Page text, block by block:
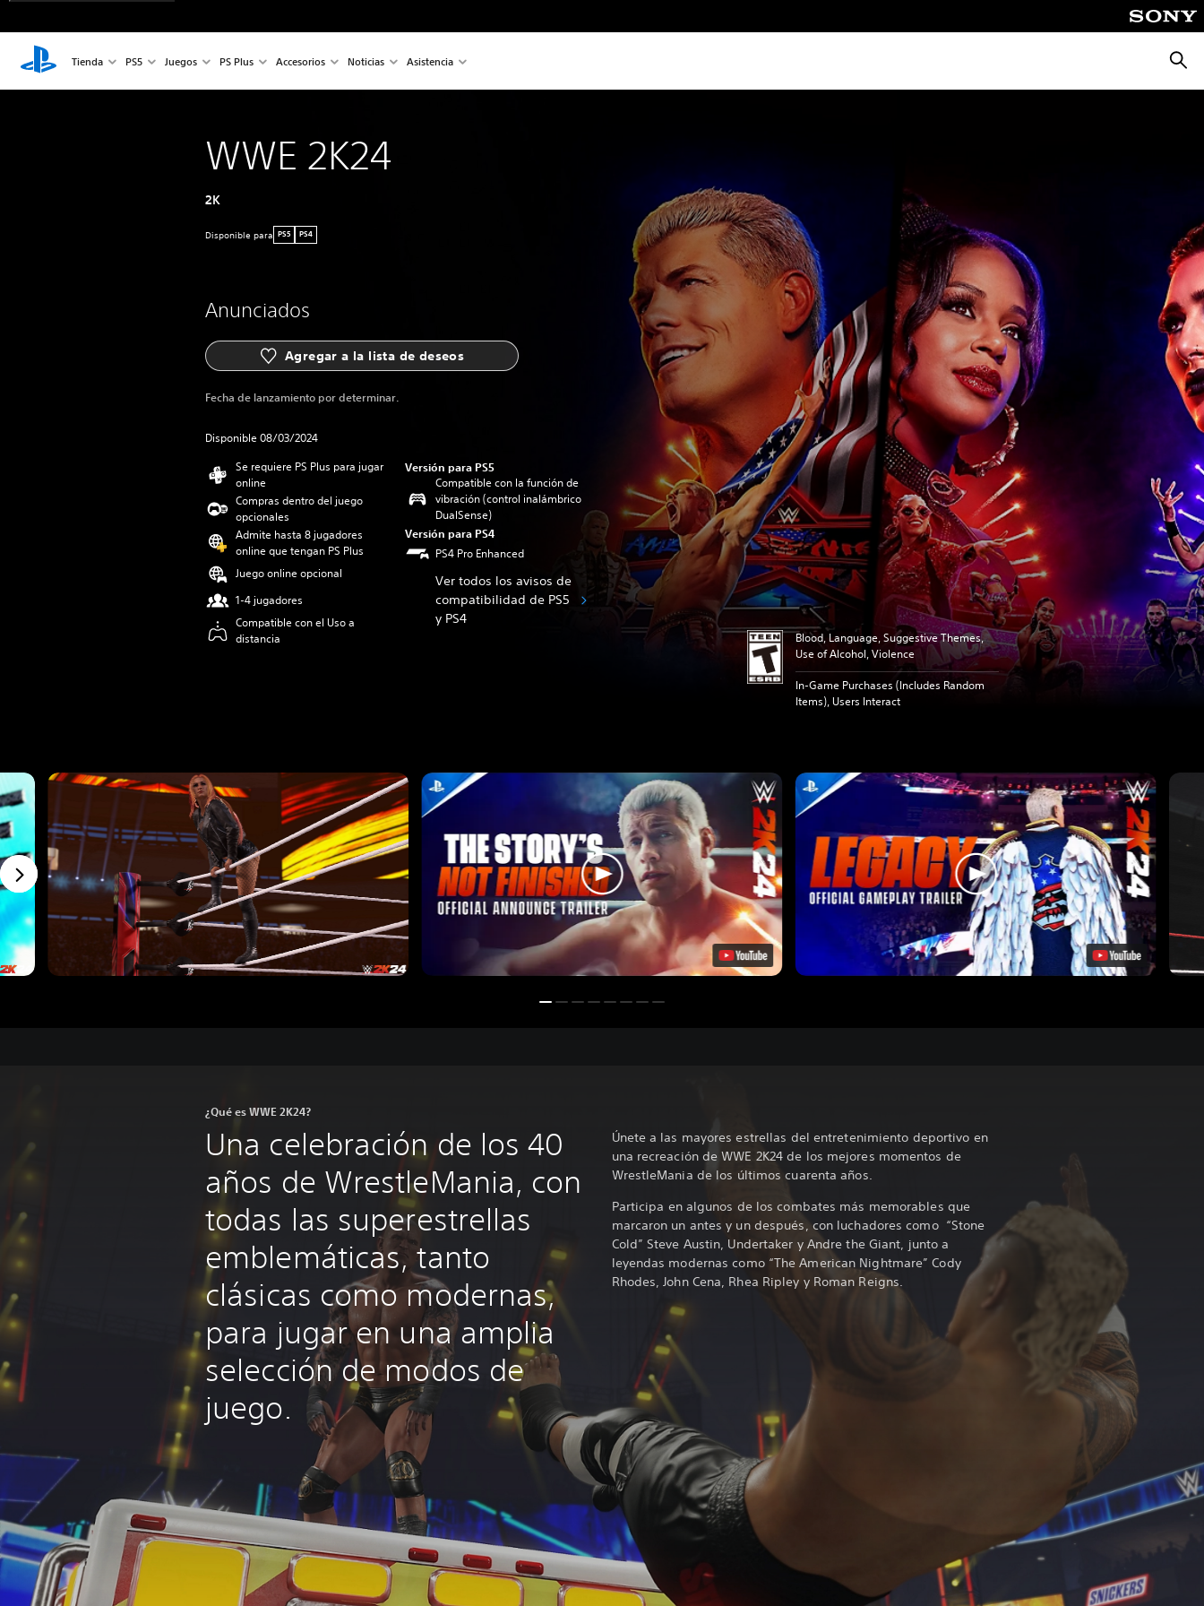
Tienda PS5 Juegos PS Plus Accesorios Noticias Asistencia
WWE 2K24
2K
Disponible para PS5 PS4
Anunciados
Agregar a la lista de deseos
Fecha de lanzamiento por determinar.
Disponible 08/03/2024
Se requiere PS Plus para jugar
online
Compras dentro del juego
opcionales
Admite hasta 8 jugadores
online que tengan PS Plus
Juego online opcional
1-4 jugadores
Compatible con el Uso a
distancia
Versión para PS5
Compatible con la función de
vibración (control inalámbrico
DualSense)
Versión para PS4
PS4 Pro Enhanced
Ver todos los avisos de
compatibilidad de PS5
y PS4
Blood, Language, Suggestive Themes,
Use of Alcohol, Violence
In-Game Purchases (Includes Random
Items), Users Interact
¿Qué es WWE 2K24?
Una celebración de los 40
años de WrestleMania, con
todas las superestrellas
emblemáticas, tanto
clásicas como modernas,
para jugar en una amplia
selección de modos de
juego.
Únete a las mayores estrellas del entretenimiento deportivo en
una recreación de WWE 2K24 de los mejores momentos de
WrestleMania de los últimos cuarenta años.
Participa en algunos de los combates más memorables que
marcaron un antes y un después, con luchadores como “Stone
Cold” Steve Austin, Undertaker y Andre the Giant, junto a
leyendas modernas como “The American Nightmare” Cody
Rhodes, John Cena, Rhea Ripley y Roman Reigns.